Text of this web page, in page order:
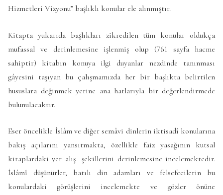
Hizmetleri Vizyonu” başlıklı konular ele alınmıştır.
Kitapta yukarıda başlıkları zikredilen tüm konular oldukça
mufassal ve derinlemesine işlenmiş olup (761 sayfa hacme
sahiptir) kitabın konuya ilgi duyanlar nezdinde tanınması
gâyesini taşıyan bu çalışmamızda her bir başlıkta belirtilen
hususlara değinmek yerine ana hatlarıyla bir değerlendirmede
bulunulacaktır.
Eser öncelikle İslâm ve diğer semâvi dinlerin iktisadî konularına
bakış açılarını yansıtmakta, özellikle faiz yasağının kutsal
kitaplardaki yer alış şekillerini derinlemesine incelemektedir.
İslâmî düşünürler, batılı din adamları ve felsefecilerin bu
konulardaki görüşlerini incelemekte ve gözler önüne